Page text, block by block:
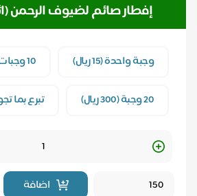
إفطار صائم لضيوف الرحمن
والبيض)
وجبة واحدة (15 ريال) 10 وجبات (150 ريال)
20 وجبة (300 ريال) تبرع بما
Quantity
اضافة